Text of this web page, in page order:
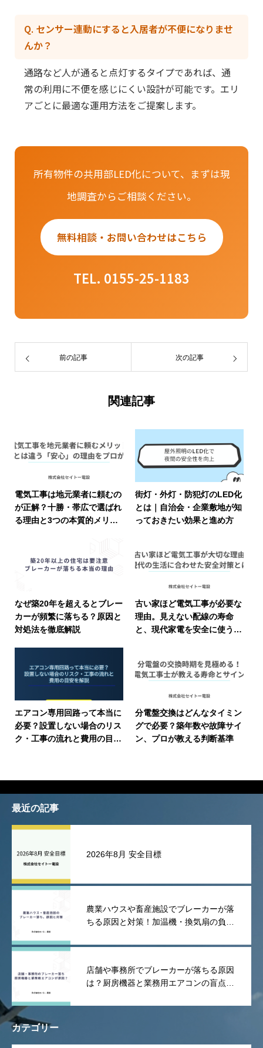
Q. センサー連動にすると入居者が不便になりませ
んか？
通路など人が通ると点灯するタイプであれば、通
常の利用に不便を感じにくい設計が可能です。エリ
アごとに最適な運用方法をご提案します。
所有物件の共用部LED化について、まずは現
地調査からご相談ください。
無料相談・お問い合わせはこちら
TEL. 0155-25-1183
前の記事 次の記事
関連記事
電気工事は地元業者に頼むの
が正解？十勝・帯広で選ばれ
る理由と3つの本質的メリッ
街灯・外灯・防犯灯のLED化
とは｜自治会・企業敷地が知
っておきたい効果と進め方
なぜ築20年を超えるとブレー
カーが頻繁に落ちる？原因と
対処法を徹底解説
古い家ほど電気工事が必要な
理由。見えない配線の寿命
と、現代家電を安全に使うた
エアコン専用回路って本当に
必要？設置しない場合のリス
ク・工事の流れと費用の目安
分電盤交換はどんなタイミン
グで必要？築年数や故障サイ
ン、プロが教える判断基準
最近の記事
2026年8月 安全目標
農業ハウスや畜産施設でブレーカーが落
ちる原因と対策！加温機・換気扇の負荷
店舗や事務所でブレーカーが落ちる原因
は？厨房機器と業務用エアコンの盲点を
カテゴリー